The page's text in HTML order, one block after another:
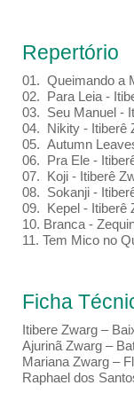
Repertório
01. Queimando a
02. Para Leia -
03. Seu Manuel -
04. Nikity - Itiberê
05. Autumn
06. Pra Ele -
07. Koji - Itiberê
08. Sokanji -
09. Kepel - Itiberê
10. Branca -
11. Tem Mico no
Ficha
Itibere Zwarg –
Ajurinã Zwarg –
Mariana Zwarg –
Raphael dos